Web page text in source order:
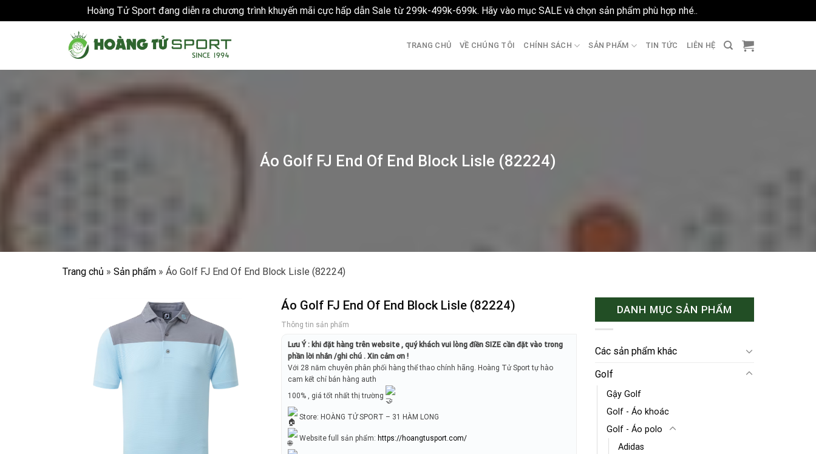
Hoàng Tử Sport đang diễn ra chương trình khuyến mãi cực hấp dẫn Sale từ 299k-499k-699k. Hãy vào mục SALE và chọn sản phẩm phù hợp nhé..
TRANG CHỦ VỀ CHÚNG TÔI CHÍNH SÁCH SẢN PHẨM TIN TỨC LIÊN HỆ
Áo Golf FJ End Of End Block Lisle (82224)
Trang chủ » Sản phẩm » Áo Golf FJ End Of End Block Lisle (82224)
Áo Golf FJ End Of End Block Lisle (82224)
Thông tin sản phẩm
Lưu Ý : khi đặt hàng trên website , quý khách vui lòng điền SIZE cần đặt vào trong
phần lời nhắn /ghi chú . Xin cảm ơn !
Với 28 năm chuyên phân phối hàng thể thao chính hãng. Hoàng Tử Sport tự hào
cam kết chỉ bán hàng auth
100% , giá tốt nhất thị trường
Store: HOÀNG TỬ SPORT – 31 HÀM LONG
Website full sản phẩm: https://hoangtusport.com/
DANH MỤC SẢN PHẨM
Các sản phẩm khác
Golf
Gậy Golf
Golf - Áo khoác
Golf - Áo polo
Adidas